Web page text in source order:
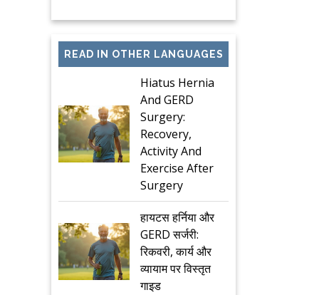
READ IN OTHER LANGUAGES
Hiatus Hernia
And GERD
Surgery:
Recovery,
Activity And
Exercise After
Surgery
हायटस हर्निया और
GERD सर्जरी:
रिकवरी, कार्य और
व्यायाम पर विस्तृत
गाइड